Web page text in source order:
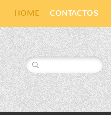
HOME CONTACTOS